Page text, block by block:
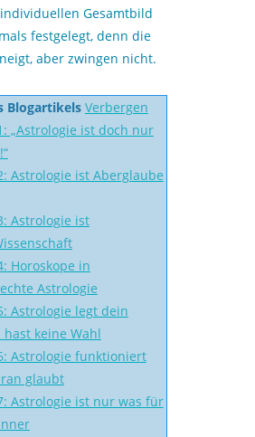
Gesamtbild
festgelegt, denn die
aber zwingen nicht.
Blogartikels Verbergen
„Astrologie ist doch nur
Astrologie ist Aberglaube
Astrologie ist
Horoskope in
Astrologie
Astrologie legt dein
hast keine Wahl
Astrologie funktioniert
glaubt
Astrologie ist nur was für